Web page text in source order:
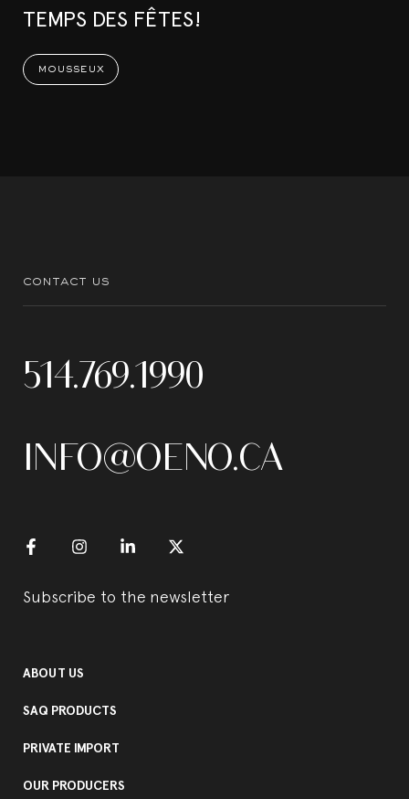
TEMPS DES FÊTES!
mousseux
contact us
514.769.1990
INFO@OENO.CA
Subscribe to the newsletter
ABOUT US
SAQ PRODUCTS
PRIVATE IMPORT
OUR PRODUCERS